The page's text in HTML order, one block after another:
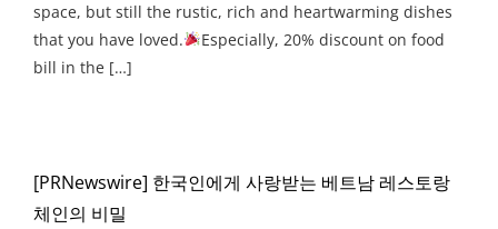
space, but still the rustic, rich and heartwarming dishes
that you have loved.
Especially, 20% discount on food
bill in the […]
[PRNewswire] 한국인에게 사랑받는 베트남 레스토랑
체인의 비밀